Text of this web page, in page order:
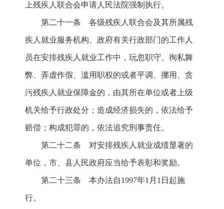
上残疾人联合会申请人民法院强制执行。
第二十一条 各级残疾人联合会及其所属残
疾人就业服务机构、政府有关行政部门的工作人
员在安排残疾人就业工作中，玩忽职守、徇私舞
弊、弄虚作假、滥用职权的或者平调、挪用、贪
污残疾人就业保障金的，由其所在单位或者上级
机关给予行政处分；造成经济损失的，依法给予
赔偿；构成犯罪的，依法追究刑事责任。
第二十二条 对安排残疾人就业成绩显著的
单位，市、县人民政府应当给予表彰和奖励。
第二十三条 本办法自1997年1月1日起施
行。